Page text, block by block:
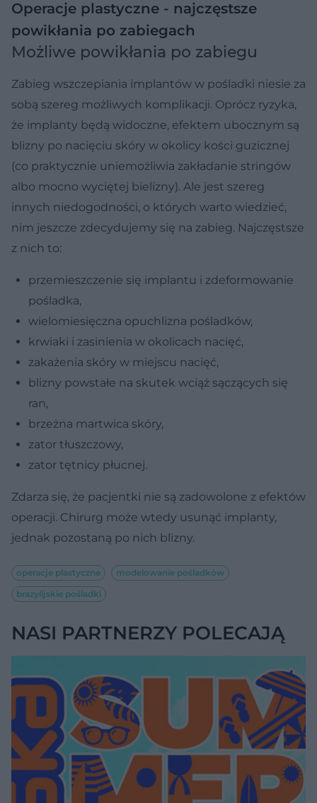
Operacje plastyczne - najczęstsze
powikłania po zabiegach
Możliwe powikłania po zabiegu
Zabieg wszczepiania implantów w pośladki niesie za
sobą szereg możliwych komplikacji. Oprócz ryzyka,
że implanty będą widoczne, efektem ubocznym są
blizny po nacięciu skóry w okolicy kości guzicznej
(co praktycznie uniemożliwia zakładanie stringów
albo mocno wyciętej bielizny). Ale jest szereg
innych niedogodności, o których warto wiedzieć,
nim jeszcze zdecydujemy się na zabieg. Najczęstsze
z nich to:
przemieszczenie się implantu i zdeformowanie
pośladka,
wielomiesięczna opuchlizna pośladków,
krwiaki i zasinienia w okolicach nacięć,
zakażenia skóry w miejscu nacięć,
blizny powstałe na skutek wciąż sączących się
ran,
brzeżna martwica skóry,
zator tłuszczowy,
zator tętnicy płucnej.
Zdarza się, że pacjentki nie są zadowolone z efektów
operacji. Chirurg może wtedy usunąć implanty,
jednak pozostaną po nich blizny.
operacje plastyczne
modelowanie pośladków
brazylijskie pośladki
NASI PARTNERZY POLECAJĄ